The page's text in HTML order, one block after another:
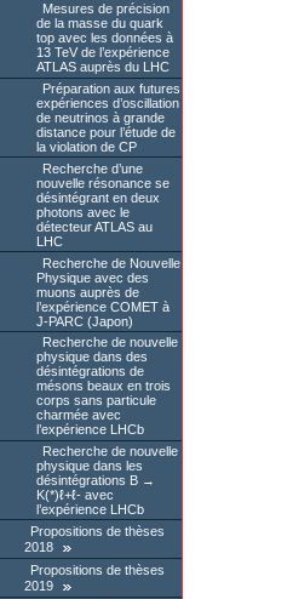
Mesures de précision
de la masse du quark
top avec les données à
13 TeV de l’expérience
ATLAS auprès du LHC
Préparation aux futures
expériences d’oscillation
de neutrinos à grande
distance pour l’étude de
la violation de CP
Recherche d’une
nouvelle résonance se
désintégrant en deux
photons avec le
détecteur ATLAS au
LHC
Recherche de Nouvelle
Physique avec des
muons auprès de
l’expérience COMET à
J-PARC (Japon)
Recherche de nouvelle
physique dans des
désintégrations de
mésons beaux en trois
corps sans particule
charmée avec
l’expérience LHCb
Recherche de nouvelle
physique dans les
désintégrations B →
K(*)ℓ+ℓ- avec
l’expérience LHCb
Propositions de thèses
2018
Propositions de thèses
2019